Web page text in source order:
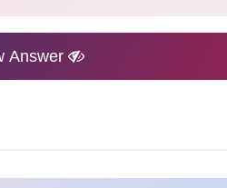
Answer